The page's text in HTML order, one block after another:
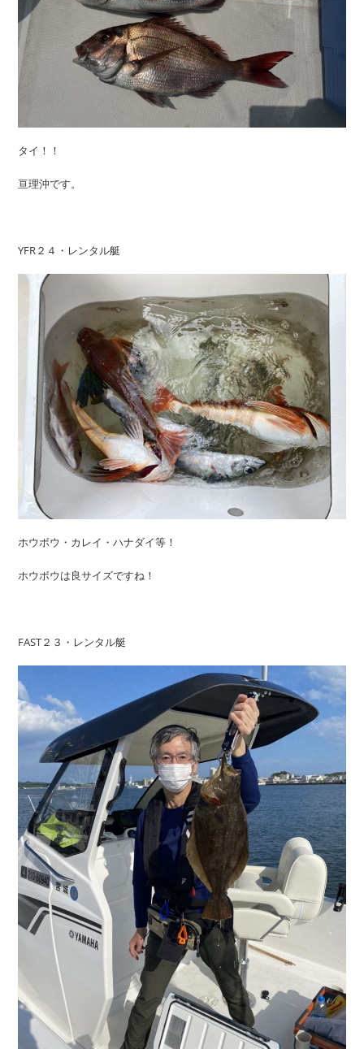
タイ！！
亘理沖です。
YFR２４・レンタル艇
ホウボウ・カレイ・ハナダイ等！
ホウボウは良サイズですね！
FAST２３・レンタル艇